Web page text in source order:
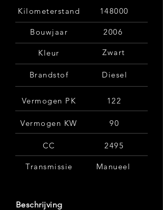
Kilometerstand 148000
Bouwjaar 2006
Kleur Zwart
Diesel
Brandstof
Vermogen PK 122
Vermogen KW 90
CC 2495
Transmissie Manueel
Beschrijving